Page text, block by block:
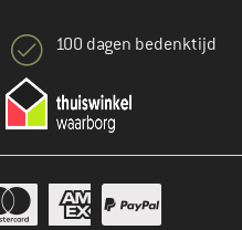
100 dagen bedenktijd